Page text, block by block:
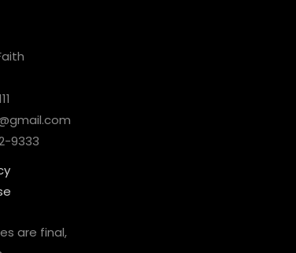
9333
are final,